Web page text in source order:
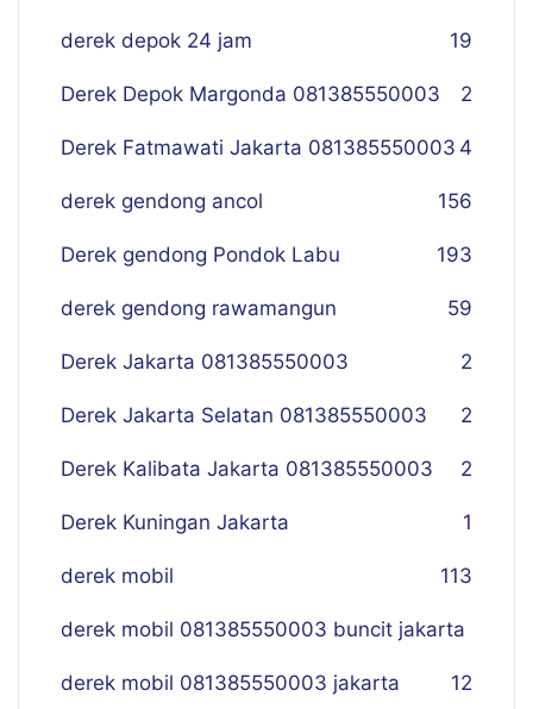
derek depok 24 jam 19
Derek Depok Margonda 081385550003 2
Derek Fatmawati Jakarta 081385550003 4
derek gendong ancol 156
Derek gendong Pondok Labu 193
derek gendong rawamangun 59
Derek Jakarta 081385550003 2
Derek Jakarta Selatan 081385550003 2
Derek Kalibata Jakarta 081385550003 2
Derek Kuningan Jakarta 1
derek mobil 113
derek mobil 081385550003 buncit jakarta
12
derek mobil 081385550003 jakarta